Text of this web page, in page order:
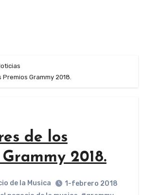
Grammy 2018.
de los
2018.
de la Musica
1-febrero 2018